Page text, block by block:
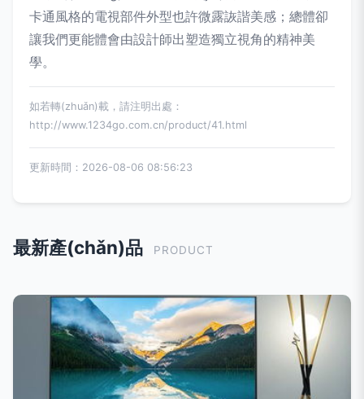
卡通風格的電視部件外型也許微露詼諧美感；總體卻
讓我們更能體會由設計師出塑造獨立視角的精神美
學。
如若轉(zhuǎn)載，請注明出處：
http://www.1234go.com.cn/product/41.html
更新時間：2026-08-06 08:56:23
最新產(chǎn)品 PRODUCT